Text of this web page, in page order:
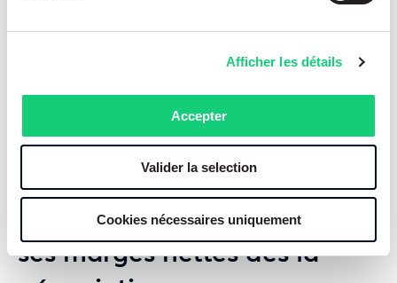
Afficher les détails
Accepter
Valider la selection
Cookies nécessaires uniquement
prix de référence ou d’effet domino,
la chaîne d’approvisionnement.
Le tout dans un environnement sécurisé,
collaboratif et mis à jour en temps réel.
Cas client : Roche anticipe
ses marges nettes dès la